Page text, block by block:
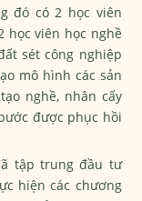
đó có 2 học viên
học viên học nghề
sét công nghiệp
mô hình các sản
nghề, nhân cấy
được phục hồi
tập trung đầu tư
hiện các chương